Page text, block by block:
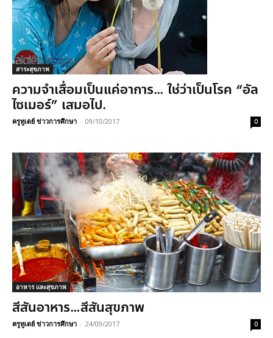
สาระสุขภาพ
ความจำเสื่อมเป็นแค่อาการ… ใช่ว่าเป็นโรค “อัล
ไซเมอร์” เสมอไป.
ครูทูเดย์ ข่าวการศึกษา - 09/10/2017 0
อาหาร และสุขภาพ
สีสันอาหาร…สีสันสุขภาพ
ครูทูเดย์ ข่าวการศึกษา - 24/09/2017 0